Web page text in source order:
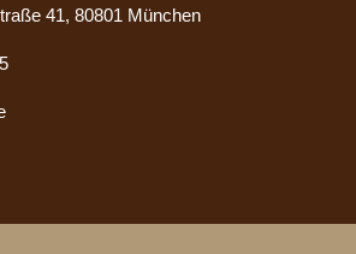
41, 80801 München